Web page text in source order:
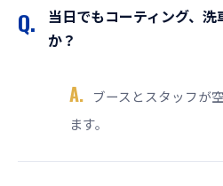
Q.
当日でもコーティング、
か？
A. ブースとスタッフが
ます。